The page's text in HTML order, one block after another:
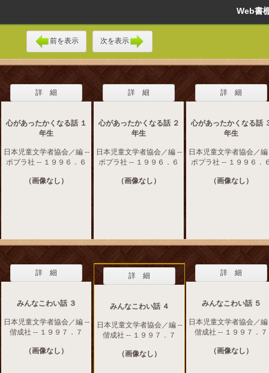
Web
前を表示 次を表示
詳 細
心があったかくなる話 １
年生
日本児童文学者協会／編 --
ポプラ社 -- １９９６．６
（画像なし）
詳 細
心があったかくなる話 ２
年生
日本児童文学者協会／編 --
ポプラ社 -- １９９６．６
（画像なし）
詳 細
心があったかくなる話
年生
日本児童文学者協会／編
ポプラ社 -- １９９６．
（画像なし）
詳 細
みんなこわい話 ３
日本児童文学者協会／編 --
偕成社 -- １９９７．７
（画像なし）
詳 細
みんなこわい話 ４
日本児童文学者協会／編 --
偕成社 -- １９９７．７
（画像なし）
詳 細
みんなこわい話 ５
日本児童文学者協会／編
偕成社 -- １９９７．７
（画像なし）